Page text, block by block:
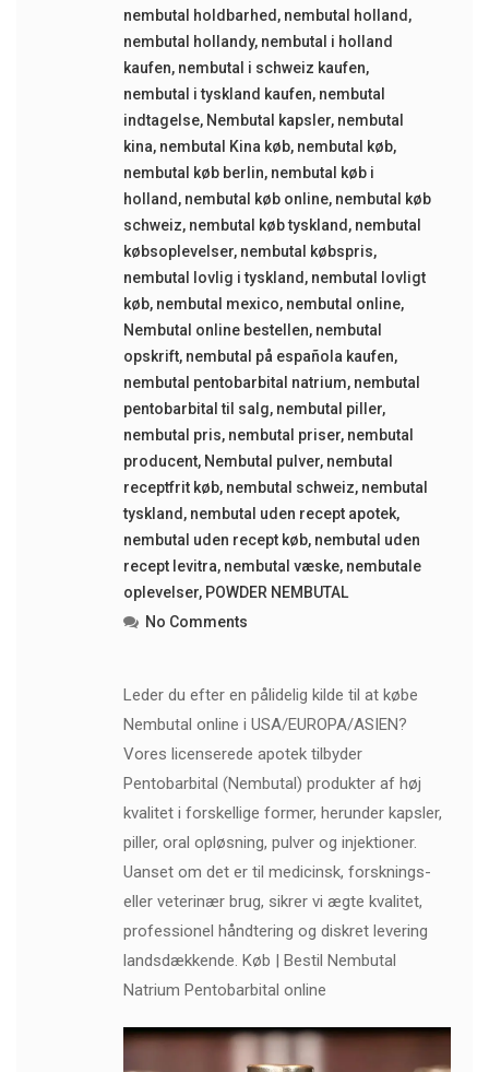
nembutal holdbarhed , nembutal holland ,
nembutal hollandy, nembutal i holland
kaufen, nembutal i schweiz kaufen,
nembutal i tyskland kaufen, nembutal
indtagelse, Nembutal kapsler, nembutal
kina, nembutal Kina køb, nembutal køb,
nembutal køb berlin, nembutal køb i
holland , nembutal køb online, nembutal køb
schweiz, nembutal køb tyskland , nembutal
købsoplevelser, nembutal købspris,
nembutal lovlig i tyskland , nembutal lovligt
køb, nembutal mexico, nembutal online,
Nembutal online bestellen, nembutal
opskrift, nembutal på española kaufen,
nembutal pentobarbital natrium, nembutal
pentobarbital til salg, nembutal piller,
nembutal pris, nembutal priser, nembutal
producent, Nembutal pulver, nembutal
receptfrit køb, nembutal schweiz, nembutal
tyskland , nembutal uden recept apotek,
nembutal uden recept køb, nembutal uden
recept levitra, nembutal væske, nembutale
oplevelser, POWDER NEMBUTAL
No Comments
Leder du efter en pålidelig kilde til at købe
Nembutal online i USA/EUROPA/ASIEN?
Vores licenserede apotek tilbyder
Pentobarbital (Nembutal) produkter af høj
kvalitet i forskellige former, herunder kapsler,
piller, oral opløsning, pulver og injektioner.
Uanset om det er til medicinsk, forsknings-
eller veterinær brug, sikrer vi ægte kvalitet,
professionel håndtering og diskret levering
landsdækkende. Køb | Bestil Nembutal
Natrium Pentobarbital online